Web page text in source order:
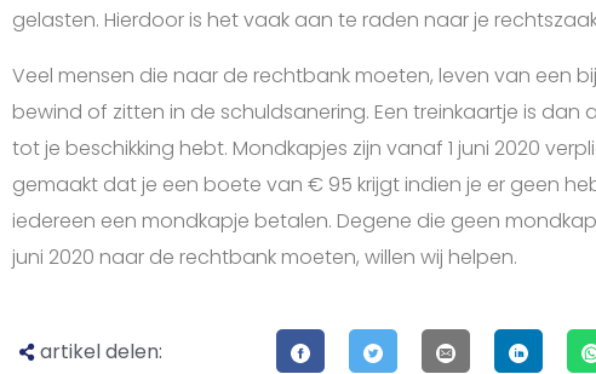
gelasten. Hierdoor is het vaak aan te raden naar je
Veel mensen die naar de rechtbank moeten, leven van een
bewind of zitten in de schuldsanering. Een treinkaartje is
tot je beschikking hebt. Mondkapjes zijn vanaf 1 juni 2020
gemaakt dat je een boete van € 95 krijgt indien je er geen
iedereen een mondkapje betalen. Degene die geen
juni 2020 naar de rechtbank moeten, willen wij helpen.
artikel delen: